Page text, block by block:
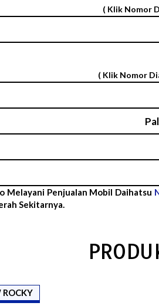
( Klik Nomor
( Klik Nomor
Melayani Penjualan Mobil Daihatsu
Sekitarnya.
ROCKY